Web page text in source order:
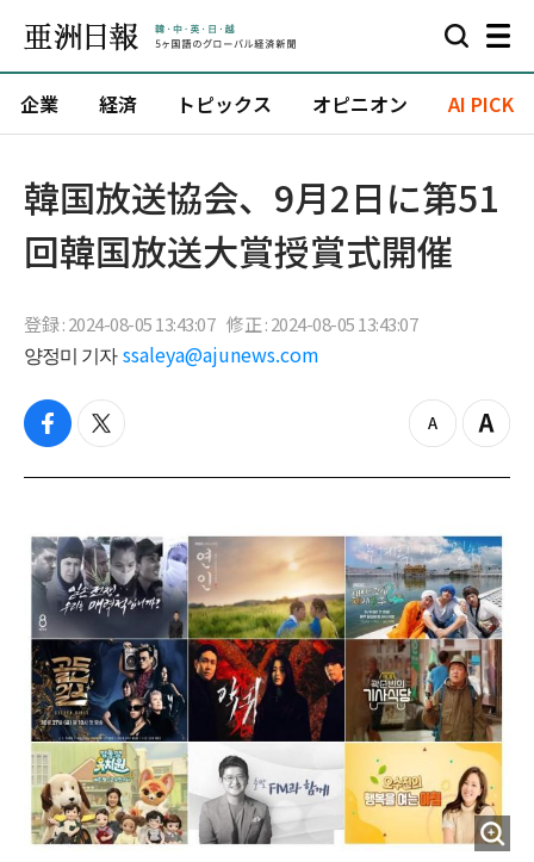
企業 経済 トピックス オピニオン AI PICK
韓国放送協会、9月2日に第51
回韓国放送大賞授賞式開催
登録 : 2024-08-05 13:43:07 修正 : 2024-08-05 13:43:07
양정미 기자 ssaleya@ajunews.com
f
c
o
o
k
t
i
e
r
z
o
u
t
Z
o
n